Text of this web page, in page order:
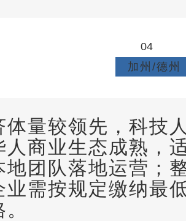
04
加州/德州
体量较领先，科技
人商业生态成熟，
地团队落地运营；
业需按规定缴纳最